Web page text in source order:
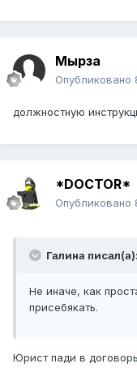
Мырза
Опубликовано
должностную
*DOCTOR*
Опубликовано
Галина писал(а):
Не иначе, как
присебякать.
Юрист пади в